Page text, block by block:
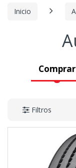
Inicio
Comprar
Filtros